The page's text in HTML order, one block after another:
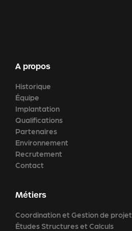
A propos
Historique
Équipe
Implantation
Qualifications
Partenaires
Environnement
Recrutement
Contact
Métiers
Coordination et Gestion de projet
Études Structures et Calculs